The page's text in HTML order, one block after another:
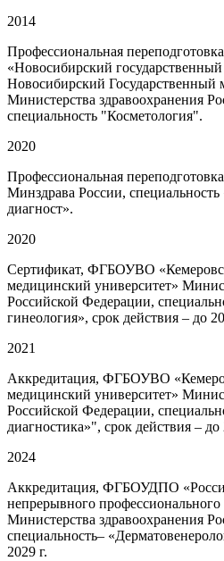
2014
Профессиональная
«Новосибирский
Новосибирский Государственный
Министерства здравоохранения
специальность "Косметология".
2020
Профессиональная
Минздрава России, специальность
диагност».
2020
Сертификат, ФГБОУВО
медицинский университет»
Российской Федерации,
гинеология», срок действия – до
2021
Аккредитация, ФГБОУВО
медицинский университет»
Российской Федерации,
диагностика»", срок действия – до
2024
Аккредитация, ФГБОУДПО
непрерывного профессионального
Министерства здравоохранения
специальность–
2029 г.